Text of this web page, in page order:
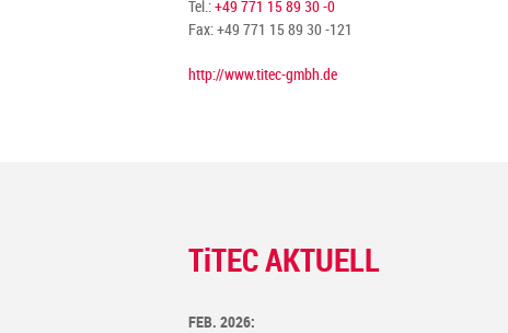
Tel.:+49 771 15 89 30 -0
Fax: +49 771 15 89 30 -121
http://www.titec-gmbh.de
TiTEC AKTUELL
FEB. 2026: